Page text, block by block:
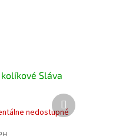
Sláva
nedostupné
Ďalší
produkt